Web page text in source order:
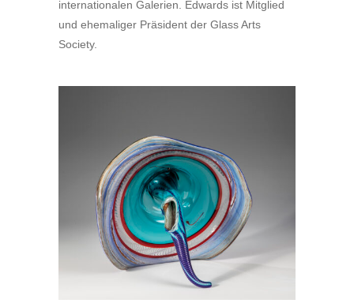
internationalen Galerien. Edwards ist Mitglied
und ehemaliger Präsident der Glass Arts
Society.